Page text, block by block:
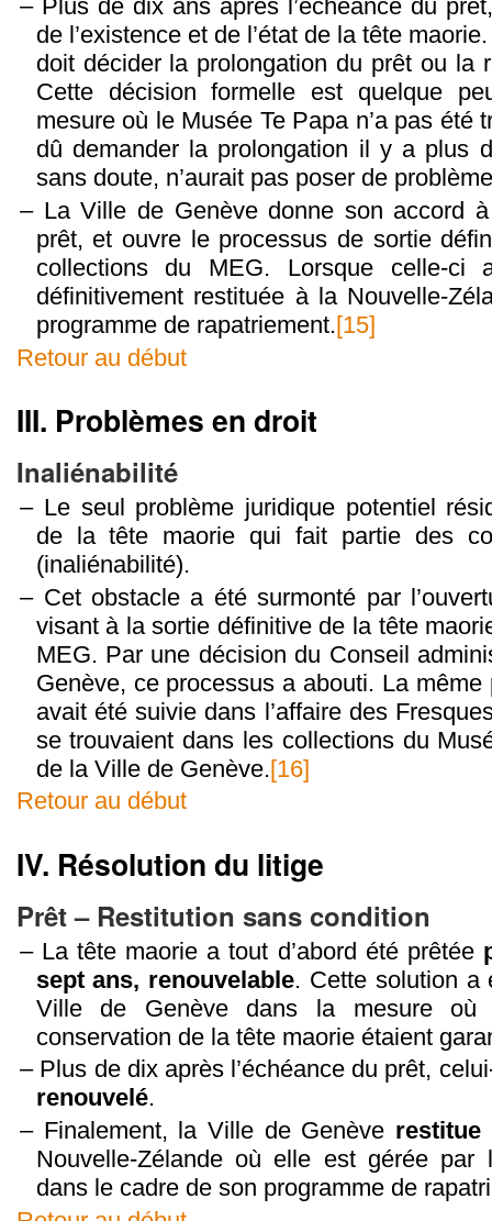
Plus de dix ans après l’échéance du
de l’existence et de l’état de la tête
doit décider la prolongation du prêt ou la
Cette décision formelle est quelque
mesure où le Musée Te Papa n’a pas été
dû demander la prolongation il y a plus
sans doute, n’aurait pas poser de
La Ville de Genève donne son accord
prêt, et ouvre le processus de sortie
collections du MEG. Lorsque celle-ci
définitivement restituée à la Nouvelle-
programme de rapatriement.[15]
Retour au début
III. Problèmes en droit
Inaliénabilité
Le seul problème juridique potentiel
de la tête maorie qui fait partie des
(inaliénabilité).
Cet obstacle a été surmonté par
visant à la sortie définitive de la tête
MEG. Par une décision du Conseil
Genève, ce processus a abouti. La
avait été suivie dans l’affaire des
se trouvaient dans les collections du
de la Ville de Genève.[16]
Retour au début
IV. Résolution du litige
Prêt – Restitution sans condition
La tête maorie a tout d’abord été prêtée
sept ans, renouvelable. Cette solution a
Ville de Genève dans la mesure où
conservation de la tête maorie étaient
Plus de dix après l’échéance du prêt,
renouvelé.
Finalement, la Ville de Genève restitue
Nouvelle-Zélande où elle est gérée par
dans le cadre de son programme de